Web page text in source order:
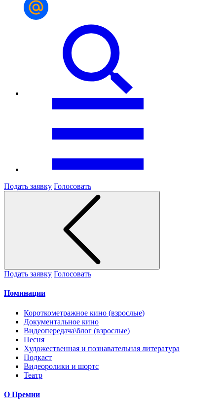
Подать заявку Голосовать
Подать заявку Голосовать
Номинации
Короткометражное кино (взрослые)
Документальное кино
Видеопередача\блог (взрослые)
Песня
Художественная и познавательная литература
Подкаст
Видеоролики и шортс
Театр
О Премии